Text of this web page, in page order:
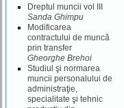
Dreptul muncii vol III
Sanda Ghimpu
Modificarea
contractului de muncă
prin transfer
Gheorghe Brehoi
Studiul şi normarea
muncii personalului de
administraţie,
specialitate şi tehnic